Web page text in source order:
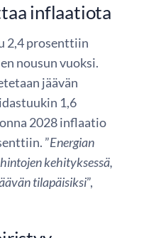
inflaatiota
2,4 prosenttiin
nousun vuoksi.
jäävän
1,6
2028 inflaatio
”Energian
kehityksessä,
tilapäisiksi”,